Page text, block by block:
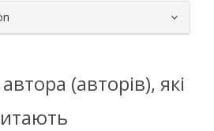
(авторів), які